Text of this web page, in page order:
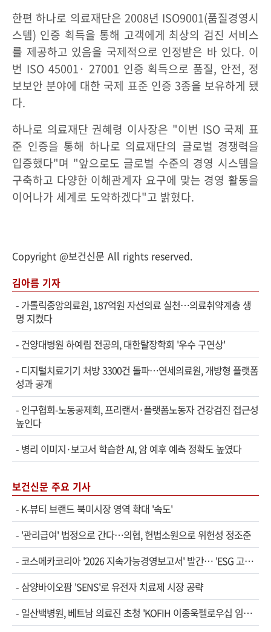
한편 하나로 의료재단은 2008년 ISO9001(품질경영시
스템) 인증 획득을 통해 고객에게 최상의 검진 서비스
를 제공하고 있음을 국제적으로 인정받은 바 있다. 이
번 ISO 45001· 27001 인증 획득으로 품질, 안전, 정
보보안 분야에 대한 국제 표준 인증 3종을 보유하게 됐
다.
하나로 의료재단 권혜령 이사장은 "이번 ISO 국제 표
준 인증을 통해 하나로 의료재단의 글로벌 경쟁력을
입증했다"며 "앞으로도 글로벌 수준의 경영 시스템을
구축하고 다양한 이해관계자 요구에 맞는 경영 활동을
이어나가 세계로 도약하겠다"고 밝혔다.
Copyright @보건신문 All rights reserved.
김아름 기자
- 가톨릭중앙의료원, 187억원 자선의료 실천…의료취약계층 생
명 지켰다
- 건양대병원 하예림 전공의, 대한탈장학회 '우수 구연상'
- 디지털치료기기 처방 3300건 돌파…연세의료원, 개방형 플랫폼
성과 공개
- 인구협회-노동공제회, 프리랜서·플랫폼노동자 건강검진 접근성
높인다
- 병리 이미지·보고서 학습한 AI, 암 예후 예측 정확도 높였다
보건신문 주요 기사
- K-뷰티 브랜드 북미시장 영역 확대 '속도'
- '관리급여' 법정으로 간다…의협, 헌법소원으로 위헌성 정조준
- 코스메카코리아 '2026 지속가능경영보고서' 발간… 'ESG 고…
- 삼양바이오팜 'SENS'로 유전자 치료제 시장 공략
- 일산백병원, 베트남 의료진 초청 'KOFIH 이종욱펠로우십 임…